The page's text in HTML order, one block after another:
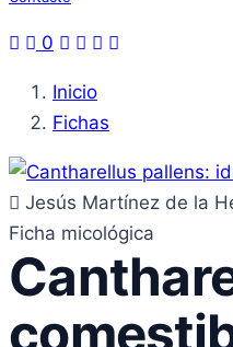
0
Inicio
Fichas
Jesús Martínez de la
Ficha micológica